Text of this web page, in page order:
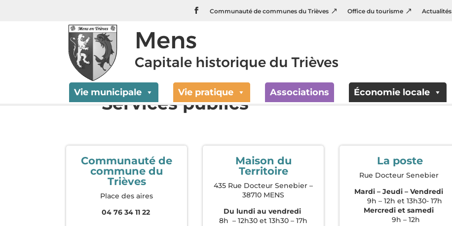
Communauté de communes du Trièves Office du tourisme Actualités
Vie municipale Vie pratique Associations Économie locale
Services publics
Communauté de
commune du
Trièves
Place des aires
04 76 34 11 22
Maison du
Territoire
435 Rue Docteur Senebier –
38710 MENS
Du lundi au vendredi
8h – 12h30 et 13h30 – 17h
La poste
Rue Docteur Senebier
Mardi – Jeudi – Vendredi
9h – 12h et 13h30- 17h
Mercredi et samedi
9h – 12h